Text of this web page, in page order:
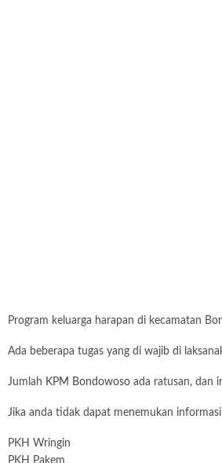
Program keluarga harapan di kecamatan
Ada beberapa tugas yang di wajib di
Jumlah KPM Bondowoso ada ratusan, dan
Jika anda tidak dapat menemukan
PKH Wringin
PKH Pakem